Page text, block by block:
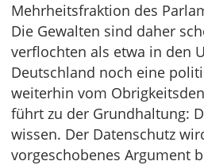
Mehrheitsfraktion des
Die Gewalten sind daher
verflochten als etwa in den
Deutschland noch eine
weiterhin vom
führt zu der Grundhaltung:
wissen. Der Datenschutz
vorgeschobenes Argument